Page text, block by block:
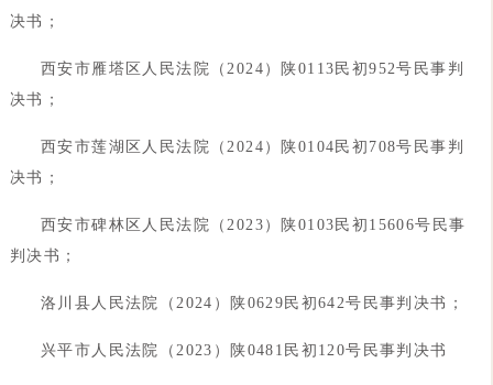
决书；
西安市雁塔区人民法院（2024）陕0113民初952号民事判
决书；
西安市莲湖区人民法院（2024）陕0104民初708号民事判
决书；
西安市碑林区人民法院（2023）陕0103民初15606号民事
判决书；
洛川县人民法院（2024）陕0629民初642号民事判决书；
兴平市人民法院（2023）陕0481民初120号民事判决书